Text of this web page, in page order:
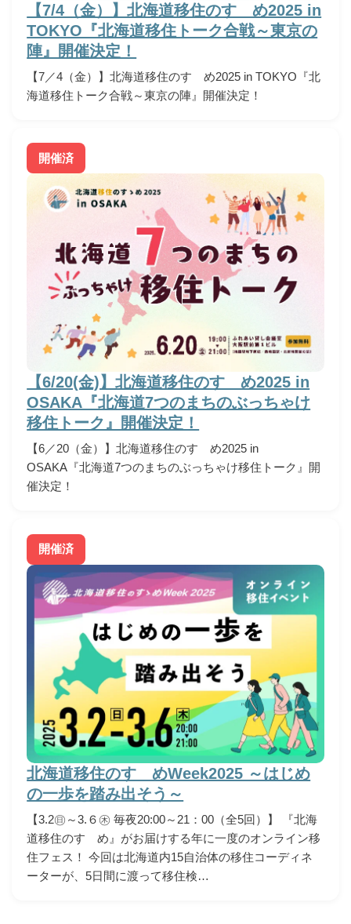
【7/4（金）】北海道移住のすゝめ2025 in
TOKYO『北海道移住トーク合戦～東京の
陣』開催決定！
【7／4（金）】北海道移住のすゝめ2025 in TOKYO『北
海道移住トーク合戦～東京の陣』開催決定！
開催済
【6/20(金)】北海道移住のすゝめ2025 in
OSAKA『北海道7つのまちのぶっちゃけ
移住トーク』開催決定！
【6／20（金）】北海道移住のすゝめ2025 in
OSAKA『北海道7つのまちのぶっちゃけ移住トーク』開
催決定！
開催済
北海道移住のすゝめWeek2025 ～はじめ
の一歩を踏み出そう～
【3.2㊐～3.６㊍ 毎夜20:00～21：00（全5回）】 『北海
道移住のすゝめ』がお届けする年に一度のオンライン移
住フェス！ 今回は北海道内15自治体の移住コーディネ
ーターが、5日間に渡って移住検…